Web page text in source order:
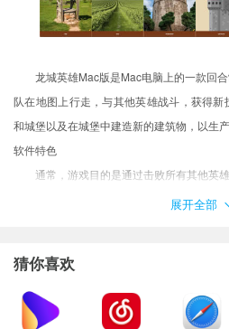
龙城英雄Mac版是Mac电脑上的一款回合
队在地图上行走，与其他英雄战斗，获得
和城堡以及在城堡中建造新的建筑物，以生
软件特色
通常，游戏目的是通过击败所有其他英雄
每个回合代表一日，七日为一周，四周为
生物。 随着游戏进展，还会需要木材，矿
源。 这些资源以及黄金由地图内矿场或其
城镇一样，矿场也可以被敌人的英雄占领。
展开全部
猜你喜欢